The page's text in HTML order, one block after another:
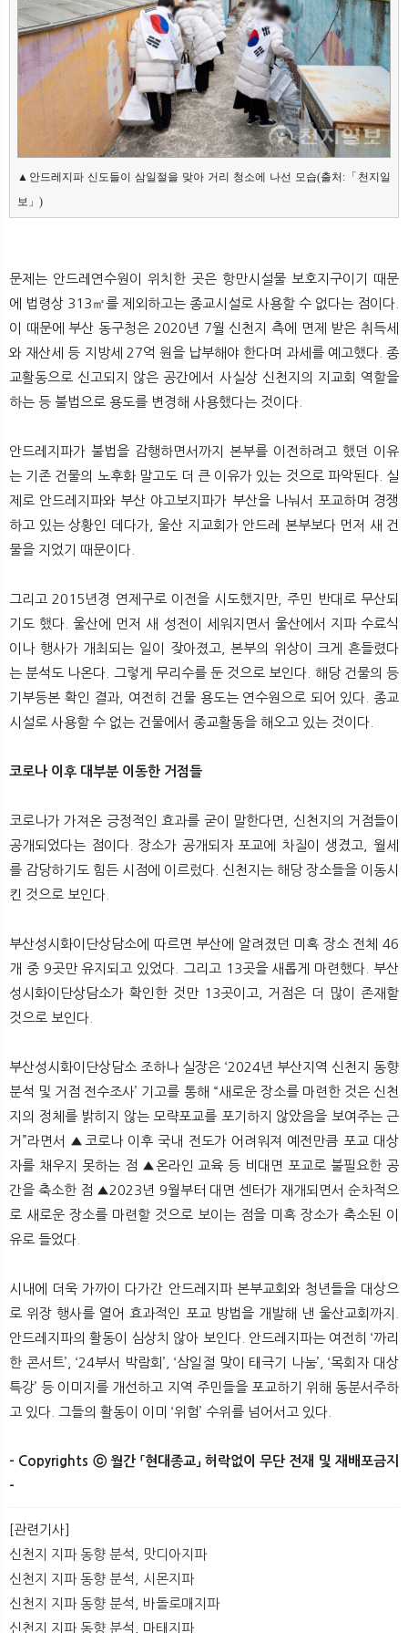
▲안드레지파 신도들이 삼일절을 맞아 거리 청소에 나선 모습(출처:「천지일
보」)
문제는 안드레연수원이 위치한 곳은 항만시설물 보호지구이기 때문
에 법령상 313㎡를 제외하고는 종교시설로 사용할 수 없다는 점이다.
이 때문에 부산 동구청은 2020년 7월 신천지 측에 면제 받은 취득세
와 재산세 등 지방세 27억 원을 납부해야 한다며 과세를 예고했다. 종
교활동으로 신고되지 않은 공간에서 사실상 신천지의 지교회 역할을
하는 등 불법으로 용도를 변경해 사용했다는 것이다.
안드레지파가 불법을 감행하면서까지 본부를 이전하려고 했던 이유
는 기존 건물의 노후화 말고도 더 큰 이유가 있는 것으로 파악된다. 실
제로 안드레지파와 부산 야고보지파가 부산을 나눠서 포교하며 경쟁
하고 있는 상황인 데다가, 울산 지교회가 안드레 본부보다 먼저 새 건
물을 지었기 때문이다.
그리고 2015년경 연제구로 이전을 시도했지만, 주민 반대로 무산되
기도 했다. 울산에 먼저 새 성전이 세워지면서 울산에서 지파 수료식
이나 행사가 개최되는 일이 잦아졌고, 본부의 위상이 크게 흔들렸다
는 분석도 나온다. 그렇게 무리수를 둔 것으로 보인다. 해당 건물의 등
기부등본 확인 결과, 여전히 건물 용도는 연수원으로 되어 있다. 종교
시설로 사용할 수 없는 건물에서 종교활동을 해오고 있는 것이다.
코로나 이후 대부분 이동한 거점들
코로나가 가져온 긍정적인 효과를 굳이 말한다면, 신천지의 거점들이
공개되었다는 점이다. 장소가 공개되자 포교에 차질이 생겼고, 월세
를 감당하기도 힘든 시점에 이르렀다. 신천지는 해당 장소들을 이동시
킨 것으로 보인다.
부산성시화이단상담소에 따르면 부산에 알려졌던 미혹 장소 전체 46
개 중 9곳만 유지되고 있었다. 그리고 13곳을 새롭게 마련했다. 부산
성시화이단상담소가 확인한 것만 13곳이고, 거점은 더 많이 존재할
것으로 보인다.
부산성시화이단상담소 조하나 실장은 ‘2024년 부산지역 신천지 동향
분석 및 거점 전수조사’ 기고를 통해 “새로운 장소를 마련한 것은 신천
지의 정체를 밝히지 않는 모략포교를 포기하지 않았음을 보여주는 근
거”라면서 ▲코로나 이후 국내 전도가 어려워져 예전만큼 포교 대상
자를 채우지 못하는 점 ▲온라인 교육 등 비대면 포교로 불필요한 공
간을 축소한 점 ▲2023년 9월부터 대면 센터가 재개되면서 순차적으
로 새로운 장소를 마련할 것으로 보이는 점을 미혹 장소가 축소된 이
유로 들었다.
시내에 더욱 가까이 다가간 안드레지파 본부교회와 청년들을 대상으
로 위장 행사를 열어 효과적인 포교 방법을 개발해 낸 울산교회까지.
안드레지파의 활동이 심상치 않아 보인다. 안드레지파는 여전히 ‘까리
한 콘서트’, ‘24부서 박람회’, ‘삼일절 맞이 태극기 나눔’, ‘목회자 대상
특강’ 등 이미지를 개선하고 지역 주민들을 포교하기 위해 동분서주하
고 있다. 그들의 활동이 이미 ‘위험’ 수위를 넘어서고 있다.
- Copyrights ⓒ 월간 「현대종교」 허락없이 무단 전재 및 재배포금지
-​
[관련기사]
신천지 지파 동향 분석, 맛디아지파
신천지 지파 동향 분석, 시몬지파
신천지 지파 동향 분석, 바돌로매지파
신천지 지파 동향 분석, 마태지파